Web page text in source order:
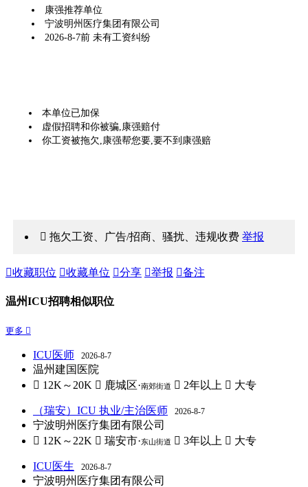
康强推荐单位
宁波明州医疗集团有限公司
2026-8-7前 未有工资纠纷
本单位已加保
虚假招聘和你被骗,康强赔付
你工资被拖欠,康强帮您要,要不到康强赔
 拖欠工资、广告/招商、骚扰、违规收费举报
收藏职位 收藏单位 分享 举报 备注
温州ICU招聘相似职位
更多 
ICU医师 2026-8-7
温州建国医院
 12K～20K  鹿城区·南郊街道  2年以上  大专
（瑞安）ICU 执业/主治医师 2026-8-7
宁波明州医疗集团有限公司
 12K～22K  瑞安市·东山街道  3年以上  大专
ICU医生 2026-8-7
宁波明州医疗集团有限公司